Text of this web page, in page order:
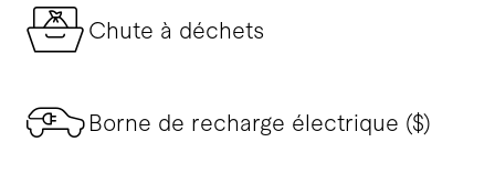
Chute à déchets
Borne de recharge électrique ($)